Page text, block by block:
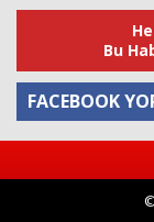
Bu
FACEBOOK